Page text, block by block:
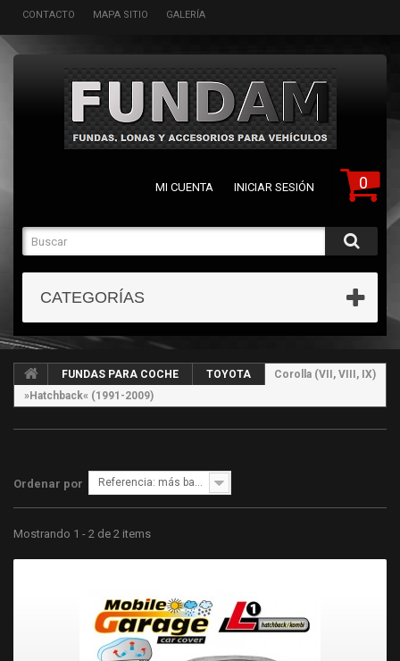
CONTACTO MAPA SITIO GALERÍA
0
MI CUENTA INICIAR SESIÓN
CATEGORÍAS
FUNDAS PARA COCHE TOYOTA
Corolla (VII, VIII, IX)
»Hatchback« (1991-2009)
Ordenar por Referencia: más bajo primero
Mostrando 1 - 2 de 2 items